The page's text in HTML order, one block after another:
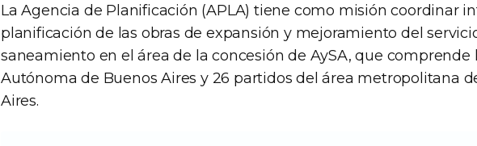
La Agencia de Planificación (APLA) tiene como misión coordinar
planificación de las obras de expansión y mejoramiento del
saneamiento en el área de la concesión de AySA, que comprende
Autónoma de Buenos Aires y 26 partidos del área metropolitana
Aires.